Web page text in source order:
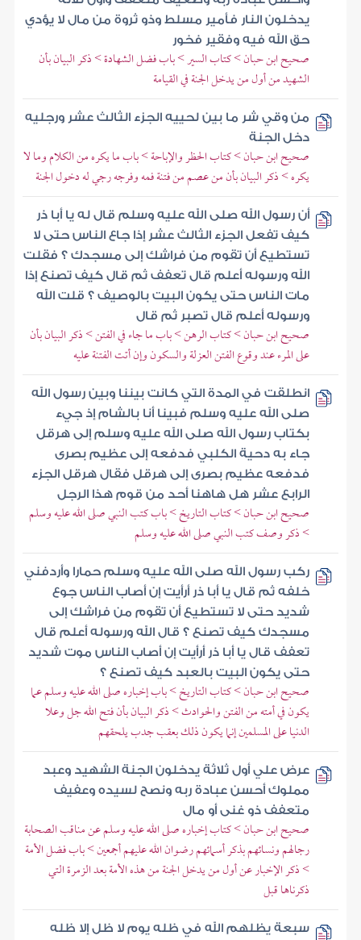
يدخلون النار فأمير مسلط وذو ثروة من مال لا يؤدي
حق الله فيه وفقير فخور
صحيح ابن حبان > كتاب السير > باب فضل الشهادة > ذكر البيان بأن
الشهيد من أول من يدخل الجنة في القيامة
من وقي شر ما بين لحييه الجزء الثالث عشر ورجليه
دخل الجنة
صحيح ابن حبان > كتاب الحظر والإباحة > باب ما يكره من الكلام وما لا
يكره > ذكر البيان بأن من عصم من فتنة فمه وفرجه رجي له دخول الجنة
أن رسول الله صلى الله عليه وسلم قال له يا أبا ذر
كيف تفعل الجزء الثالث عشر إذا جاع الناس حتى لا
تستطيع أن تقوم من فراشك إلى مسجدك ؟ فقلت
الله ورسوله أعلم قال تعفف ثم قال كيف تصنع إذا
مات الناس حتى يكون البيت بالوصيف ؟ قلت الله
ورسوله أعلم قال تصبر ثم قال
صحيح ابن حبان > كتاب الرهن > باب ما جاء في الفتن > ذكر البيان بأن
على المرء عند وقوع الفتن العزلة والسكون وإن أتت الفتنة عليه
انطلقت في المدة التي كانت بيننا وبين رسول الله
صلى الله عليه وسلم فبينا أنا بالشام إذ جيء
بكتاب رسول الله صلى الله عليه وسلم إلى هرقل
جاء به دحية الكلبي فدفعه إلى عظيم بصرى
فدفعه عظيم بصرى إلى هرقل فقال هرقل الجزء
الرابع عشر هل هاهنا أحد من قوم هذا الرجل
صحيح ابن حبان > كتاب التاريخ > باب كتب النبي صلى الله عليه وسلم
> ذكر وصف كتب النبي صلى الله عليه وسلم
ركب رسول الله صلى الله عليه وسلم حمارا وأردفني
خلفه ثم قال يا أبا ذر أرأيت إن أصاب الناس جوع
شديد حتى لا تستطيع أن تقوم من فراشك إلى
مسجدك كيف تصنع ؟ قال الله ورسوله أعلم قال
تعفف قال يا أبا ذر أرأيت إن أصاب الناس موت شديد
حتى يكون البيت بالعبد كيف تصنع ؟
صحيح ابن حبان > كتاب التاريخ > باب إخباره صلى الله عليه وسلم عما
يكون في أمته من الفتن والحوادث > ذكر البيان بأن فتح الله جل وعلا
الدنيا على المسلمين إنما يكون ذلك بعقب جدب يلحقهم
عرض علي أول ثلاثة يدخلون الجنة الشهيد وعبد
مملوك أحسن عبادة ربه ونصح لسيده وعفيف
متعفف ذو غنى أو مال
صحيح ابن حبان > كتاب إخباره صلى الله عليه وسلم عن مناقب الصحابة
رجالهم ونسائهم بذكر أسمائهم رضوان الله عليهم أجمعين > باب فضل الأمة
> ذكر الإخبار عن أول من يدخل الجنة من هذه الأمة بعد الزمرة التي
ذكرناها قبل
سبعة يظلهم الله في ظله يوم لا ظل إلا ظله